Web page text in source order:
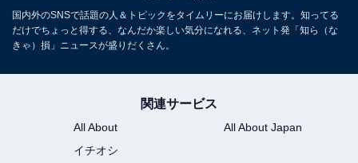
国内外のSNSで話題の人＆トピックをタイムリーにお届けします。知ってる
だけでちょっと得する、なんだか楽しい気分になれる、ネット発「知ら（な
きゃ）損」ニュースが盛りだくさん。
関連サービス
All About
All About Japan
イチオシ